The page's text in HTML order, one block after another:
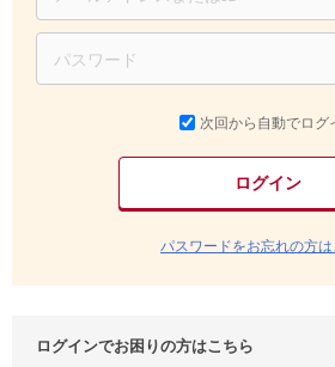
次回から自動でログ
パスワードをお忘れの方は
ログインでお困りの方はこちら